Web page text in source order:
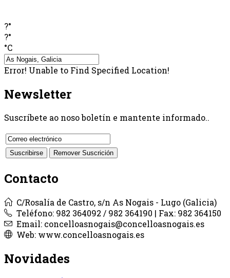
?°
?°
°C
Error! Unable to Find Specified Location!
Newsletter
Suscríbete ao noso boletín e mantente informado..
Contacto
C/Rosalía de Castro, s/n As Nogais - Lugo (Galicia)
Teléfono: 982 364092 / 982 364190 | Fax: 982 364150
Email: concelloasnogais@concelloasnogais.es
Web: www.concelloasnogais.es
Novidades